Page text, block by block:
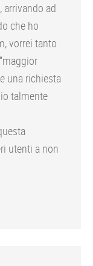
arrivando ad
che ho
vorrei tanto
una richiesta
talmente
utenti a non